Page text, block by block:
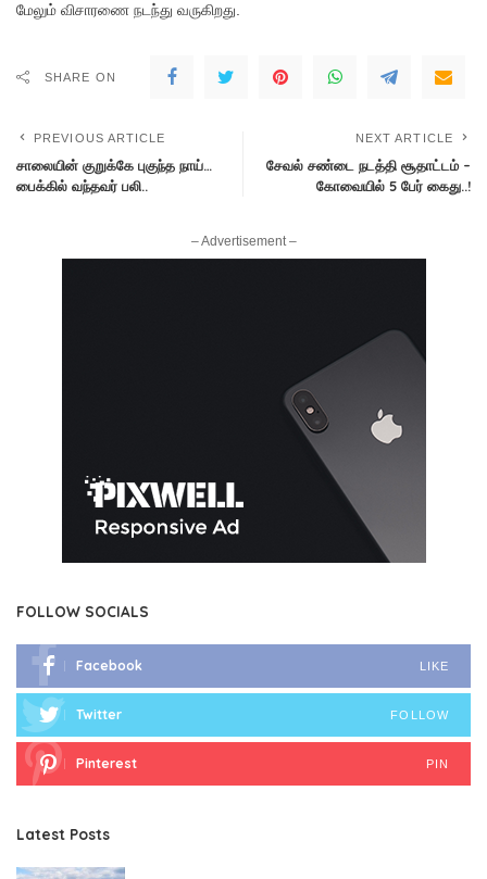
மேலும் விசாரணை நடந்து வருகிறது.
SHARE ON
PREVIOUS ARTICLE
சாலையின் குறுக்கே புகுந்த நாய்…
பைக்கில் வந்தவர் பலி..
NEXT ARTICLE
சேவல் சண்டை நடத்தி சூதாட்டம் –
கோவையில் 5 பேர் கைது..!
– Advertisement –
FOLLOW SOCIALS
Facebook LIKE
Twitter FOLLOW
Pinterest PIN
Latest Posts